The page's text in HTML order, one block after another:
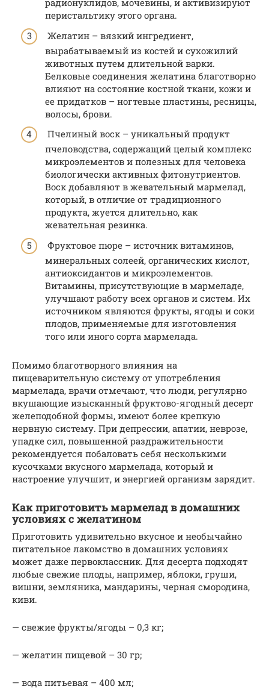
радионуклидов, мочевины, и активизируют
перистальтику этого органа.
Желатин – вязкий ингредиент,
вырабатываемый из костей и сухожилий
животных путем длительной варки.
Белковые соединения желатина благотворно
влияют на состояние костной ткани, кожи и
ее придатков – ногтевые пластины, ресницы,
волосы, брови.
Пчелиный воск – уникальный продукт
пчеловодства, содержащий целый комплекс
микроэлементов и полезных для человека
биологически активных фитонутриентов.
Воск добавляют в жевательный мармелад,
который, в отличие от традиционного
продукта, жуется длительно, как
жевательная резинка.
Фруктовое пюре – источник витаминов,
минеральных солеей, органических кислот,
антиоксидантов и микроэлементов.
Витамины, присутствующие в мармеладе,
улучшают работу всех органов и систем. Их
источником являются фрукты, ягоды и соки
плодов, применяемые для изготовления
того или иного сорта мармелада.
Помимо благотворного влияния на
пищеварительную систему от употребления
мармелада, врачи отмечают, что люди, регулярно
вкушающие изысканный фруктово-ягодный десерт
желеподобной формы, имеют более крепкую
нервную систему. При депрессии, апатии, неврозе,
упадке сил, повышенной раздражительности
рекомендуется побаловать себя несколькими
кусочками вкусного мармелада, который и
настроение улучшит, и энергией организм зарядит.
Как приготовить мармелад в домашних
условиях с желатином
Приготовить удивительно вкусное и необычайно
питательное лакомство в домашних условиях
может даже первоклассник. Для десерта подходят
любые свежие плоды, например, яблоки, груши,
вишни, земляника, мандарины, черная смородина,
киви.
— свежие фрукты/ягоды – 0,3 кг;
— желатин пищевой – 30 гр;
— вода питьевая – 400 мл;